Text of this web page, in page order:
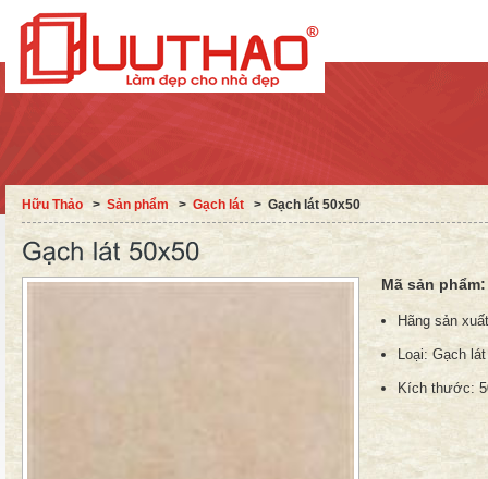
Hữu Thảo ˃ Sản phẩm ˃ Gạch lát ˃ Gạch lát 50x50
Mã sản
Hãng sản
Loại: Gạch
Kích thước: